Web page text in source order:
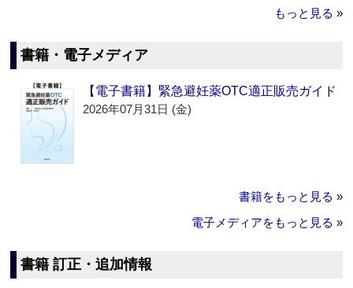
もっと見る »
書籍・電子メディア
【電子書籍】緊急避妊薬OTC適正販売ガイド
2026年07月31日 (金)
書籍をもっと見る »
電子メディアをもっと見る »
書籍 訂正・追加情報